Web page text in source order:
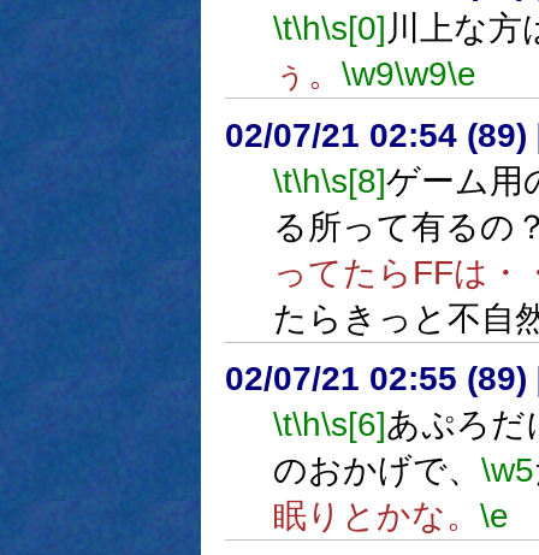
\t\h\s[0] 川上な方
ぅ。 \w9\w9\e
02/07/21 02:54 (89)
\t\h\s[8]ゲーム用
る所って有るの
ってたらFFは・
たらきっと不自
02/07/21 02:55 (89)
\t\h\s[6]あぷろだ
のおかげで、 \w5
眠りとかな。 \e